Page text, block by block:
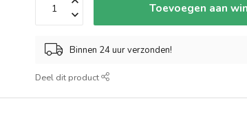
Toevoegen aan
Binnen 24 uur verzonden!
Deel dit product